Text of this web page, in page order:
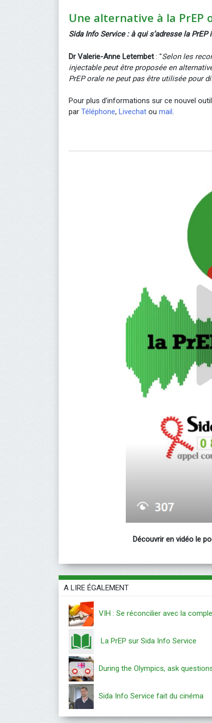
Une alternative à la PrEP
Sida Info Service : à qui s’adresse la PrEP
Dr Valerie-Anne Letembet: "Selon les
injectable peut être proposée en
PrEP orale ne peut pas être utilisée pour
Pour plus d’informations sur ce nouvel
par Téléphone, Livechat ou mail.
Découvrir en vidéo le
A LIRE ÉGALEMENT
VIH : Se réconcilier avec la
La PrEP sur Sida Info Service
During the Olympics, ask questions about PrEP and
Sida Info Service fait du cinéma